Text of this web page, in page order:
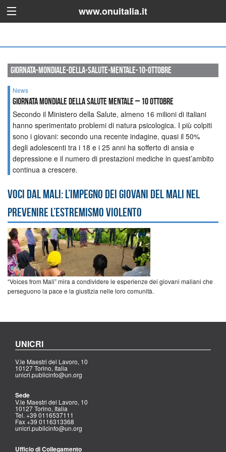
www.onuitalia.it
giornata-mondiale-della-salute-mentale-10-ottobre
News
Giornata mondiale della salute mentale – 10 ottobre
Secondo il Ministero della Salute, almeno 16 milioni di italiani
hanno sperimentato problemi di natura psicologica. I più colpiti
sono i giovani: secondo una recente indagine, quasi il 50%
degli adolescenti tra i 18 e i 25 anni ha sofferto di ansia e
depressione e il numero di prestazioni mediche in quest’ambito
continua a crescere.
Voci dal Mali: l’impegno dei giovani del Mali nel
prevenire l’estremismo violento
“Voices from Mali” mira a condividere le esperienze dei giovani maliani che
perseguono la pace e la giustizia nelle loro comunità.
UNICRI
V.le Maestri del Lavoro, 10
10127 Torino, Italia
unicri.publicinfo@un.org
Sede
V.le Maestri del Lavoro, 10
10127 Torino, Italia
Tel. +39 0116537111
Fax +39 0116313368
unicri.publicinfo@un.org
Ufficio di Collegamento